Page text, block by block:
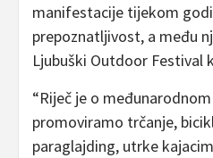
manifestacije tijekom
prepoznatljivost, a među
Ljubuški Outdoor Festival
“Riječ je o
promoviramo trčanje,
paraglajding, utrke